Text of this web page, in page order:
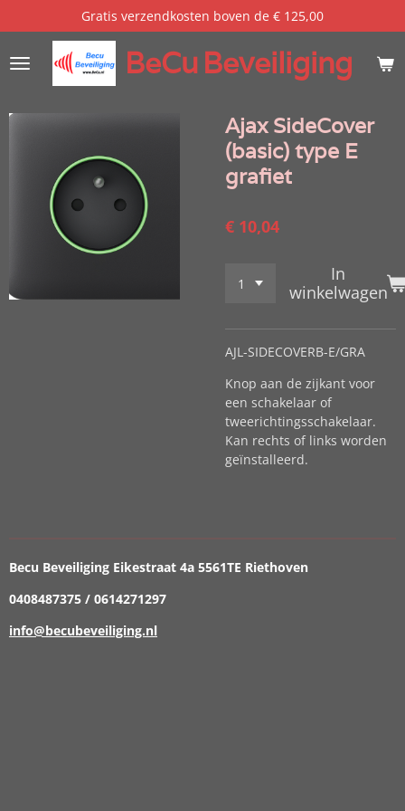
direct
naar
de
BeCuBeveiliging
Gratis verzendkosten boven de € 125,00
Ajax SideCover
(basic) type E
grafiet
€ 10,04
In
winkelwagen
AJL-SIDECOVERB-E/GRA
Knop aan de zijkant voor
een schakelaar of
tweerichtingsschakelaar.
Kan rechts of links worden
geïnstalleerd.
Becu Beveiliging Eikestraat 4a 5561TE Riethoven
0408487375 / 0614271297
info@becubeveiliging.nl